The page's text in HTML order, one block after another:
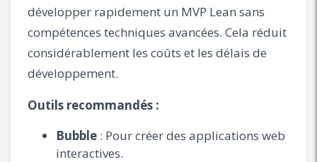
développer rapidement un MVP Lean sans
compétences techniques avancées. Cela réduit
considérablement les coûts et les délais de
développement.
Outils recommandés :
Bubble : Pour créer des applications web
interactives.